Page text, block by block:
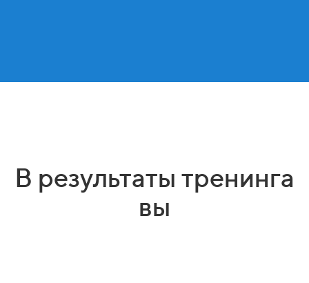
В результаты тренинга
вы